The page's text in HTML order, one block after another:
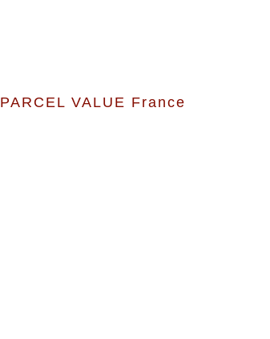
PARCEL VALUE France